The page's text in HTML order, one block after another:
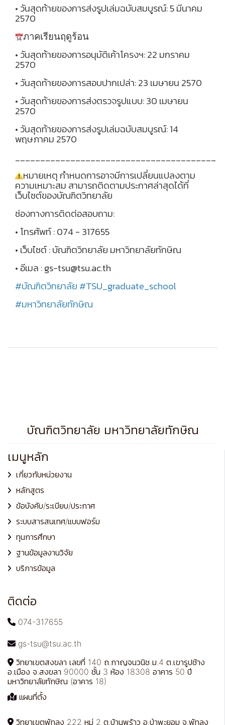
• วันสุดท้ายของการส่งรูปเล่มฉบับสมบูรณ์: 5 มีนาคม
2570
ภาคเรียนฤดูร้อน
• วันสุดท้ายของการอนุมัติเค้าโครงฯ: 22 มกราคม
2570
• วันสุดท้ายของการสอบปากเปล่า: 23 เมษายน 2570
• วันสุดท้ายของการส่งตรวจรูปแบบ: 30 เมษายน
2570
• วันสุดท้ายของการส่งรูปเล่มฉบับสมบูรณ์: 14
พฤษภาคม 2570
________________________________________
หมายเหตุ กำหนดการอาจมีการเปลี่ยนแปลงตาม
ความเหมาะสม สามารถติดตามประกาศล่าสุดได้ที่
เว็บไซต์ของบัณฑิตวิทยาลัย
ช่องทางการติดต่อสอบถาม:
• โทรศัพท์ : 074 - 317655
• เว็บไซต์ : บัณฑิตวิทยาลัย มหาวิทยาลัยทักษิณ
• อีเมล : gs-tsu@tsu.ac.th
#บัณฑิตวิทยาลัย #TSU_graduate_school
#มหาวิทยาลัยทักษิณ
บัณฑิตวิทยาลัย มหาวิทยาลัยทักษิณ
เมนูหลัก
เกี่ยวกับหน่วยงาน
หลักสูตร
ข้อบังคับ/ระเบียบ/ประกาศ
ระบบสารสนเทศ/แบบฟอร์ม
ทุนการศึกษา
ฐานข้อมูลงานวิจัย
บริการข้อมูล
ติดต่อ
074-317655
gs-tsu@tsu.ac.th
วิทยาเขตสงขลา เลขที่ 140 ถ.กาญจนวนิช ม.4 ต.เขารูปช้าง
อ.เมือง จ.สงขลา 90000 ชั้น 3 ห้อง 18308 อาคาร 50 ปี
มหาวิทยาลัยทักษิณ (อาคาร 18)
แผนที่ตั้ง
วิทยาเขตพัทลุง 222 หมู่ 2 ต.บ้านพร้าว อ.ป่าพะยอม จ.พัทลุง